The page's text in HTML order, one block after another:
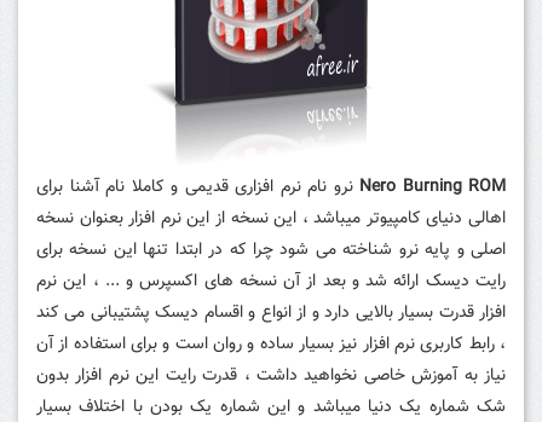
Nero Burning ROM نرو نام نرم افزاری قدیمی و کاملا نام آشنا برای
اهالی دنیای کامپیوتر میباشد ، این نسخه از این نرم افزار بعنوان نسخه
اصلی و پایه نرو شناخته می شود چرا که در ابتدا تنها این نسخه برای
رایت دیسک ارائه شد و بعد از آن نسخه های اکسپرس و ... ، این نرم
افزار قدرت بسیار بالایی دارد و از انواع و اقسام دیسک پشتیبانی می کند
، رابط کاربری نرم افزار نیز بسیار ساده و روان است و برای استفاده از آن
نیاز به آموزش خاصی نخواهید داشت ، قدرت رایت این نرم افزار بدون
شک شماره یک دنیا میباشد و این شماره یک بودن با اختلاف بسیار